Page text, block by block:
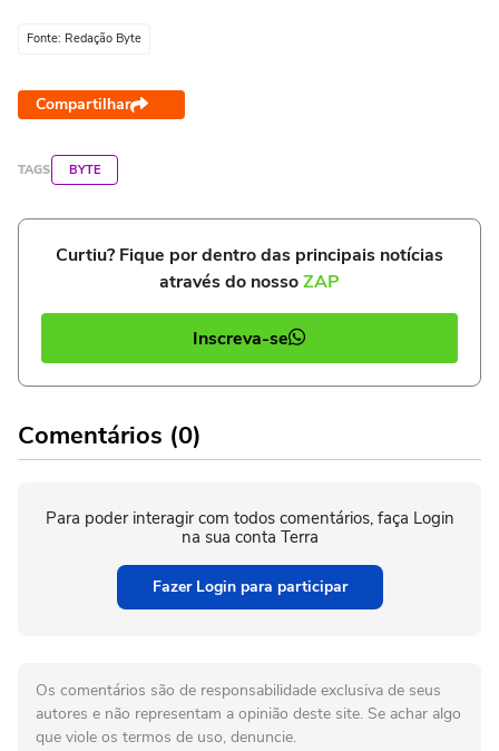
Fonte: Redação Byte
Compartilhar
TAGS BYTE
Curtiu? Fique por dentro das principais notícias
através do nossoZAP
Inscreva-se
Comentários (0)
Para poder interagir com todos comentários, faça Login
na sua conta Terra
Fazer Login para participar
Os comentários são de responsabilidade exclusiva de seus
autores e não representam a opinião deste site. Se achar algo
que viole os termos de uso, denuncie.